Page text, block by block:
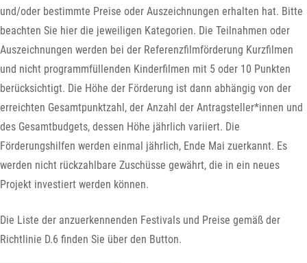
und/oder bestimmte Preise oder Auszeichnungen erhalten hat. Bitte
beachten Sie hier die jeweiligen Kategorien. Die Teilnahmen oder
Auszeichnungen werden bei der Referenzfilmförderung Kurzfilmen
und nicht programmfüllenden Kinderfilmen mit 5 oder 10 Punkten
berücksichtigt. Die Höhe der Förderung ist dann abhängig von der
erreichten Gesamtpunktzahl, der Anzahl der Antragsteller*innen und
des Gesamtbudgets, dessen Höhe jährlich variiert. Die
Förderungshilfen werden einmal jährlich, Ende Mai zuerkannt. Es
werden nicht rückzahlbare Zuschüsse gewährt, die in ein neues
Projekt investiert werden können.
Die Liste der anzuerkennenden Festivals und Preise gemäß der
Richtlinie D.6 finden Sie über den Button.